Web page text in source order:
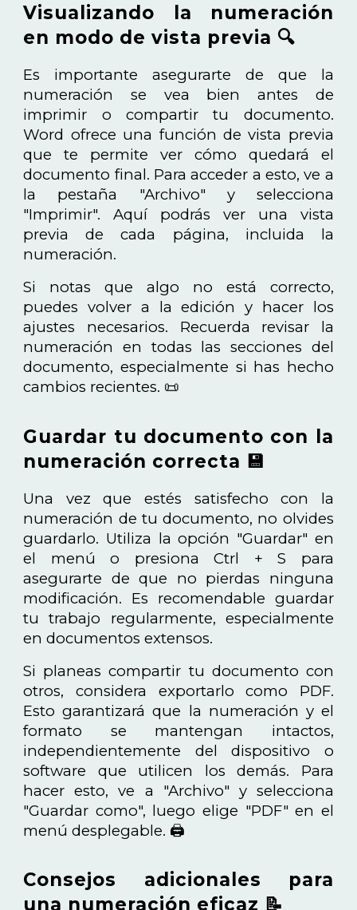
Visualizando la numeración
en modo de vista previa 🔍
Es importante asegurarte de que la
numeración se vea bien antes de
imprimir o compartir tu documento.
Word ofrece una función de vista previa
que te permite ver cómo quedará el
documento final. Para acceder a esto, ve a
la pestaña "Archivo" y selecciona
"Imprimir". Aquí podrás ver una vista
previa de cada página, incluida la
numeración.
Si notas que algo no está correcto,
puedes volver a la edición y hacer los
ajustes necesarios. Recuerda revisar la
numeración en todas las secciones del
documento, especialmente si has hecho
cambios recientes. 📜
Guardar tu documento con la
numeración correcta 💾
Una vez que estés satisfecho con la
numeración de tu documento, no olvides
guardarlo. Utiliza la opción "Guardar" en
el menú o presiona Ctrl + S para
asegurarte de que no pierdas ninguna
modificación. Es recomendable guardar
tu trabajo regularmente, especialmente
en documentos extensos.
Si planeas compartir tu documento con
otros, considera exportarlo como PDF.
Esto garantizará que la numeración y el
formato se mantengan intactos,
independientemente del dispositivo o
software que utilicen los demás. Para
hacer esto, ve a "Archivo" y selecciona
"Guardar como", luego elige "PDF" en el
menú desplegable. 🖨️
Consejos adicionales para
una numeración eficaz 📝